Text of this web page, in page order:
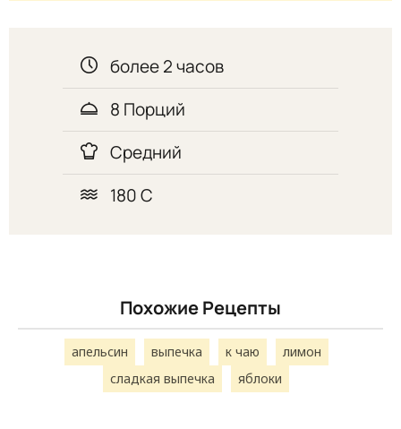
более 2 часов
8 Порций
Средний
180 С
Похожие Рецепты
апельсин выпечка к чаю
лимон
сладкая выпечка
яблоки